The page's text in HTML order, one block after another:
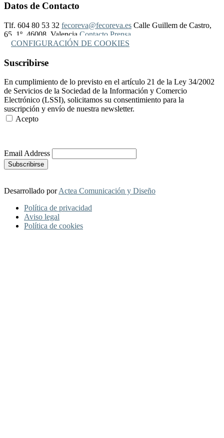
Datos de Contacto
Tlf. 604 80 53 32 fecoreva@fecoreva.es Calle Guillem de Castro,
65, 1º, 46008, Valencia Contacto Prensa
CONFIGURACIÓN DE COOKIES
Suscribirse
En cumplimiento de lo previsto en el artículo 21 de la Ley 34/2002
de Servicios de la Sociedad de la Información y Comercio
Electrónico (LSSI), solicitamos su consentimiento para la
suscripción y envío de nuestra newsletter.
Acepto
Email Address
Desarrollado porActea Comunicación y Diseño
Política de privacidad
Aviso legal
Política de cookies